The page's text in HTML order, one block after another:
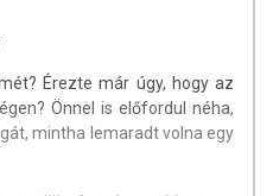
Érezte már úgy, hogy az
Önnel is előfordul néha,
mintha lemaradt volna egy